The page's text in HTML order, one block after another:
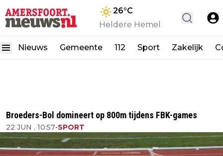
26°C
Heldere Hemel
Nieuws Gemeente 112 Sport Zakelijk
Broeders-Bol domineert op 800m tijdens FBK-games
22 JUN , 10:57•SPORT